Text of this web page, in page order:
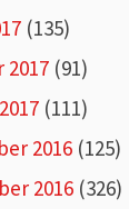
(135)
2017 (91)
(111)
2016 (125)
2016 (326)